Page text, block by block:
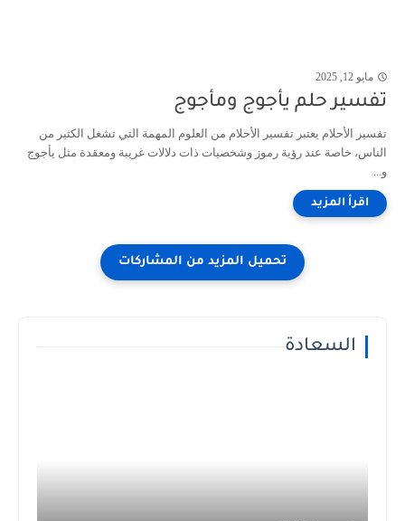
مايو 12, 2025
تفسير حلم يأجوج ومأجوج
تفسير الأحلام يعتبر تفسير الأحلام من العلوم المهمة التي تشغل الكثير من
الناس، خاصة عند رؤية رموز وشخصيات ذات دلالات غريبة ومعقدة مثل يأجوج
و...
السعادة